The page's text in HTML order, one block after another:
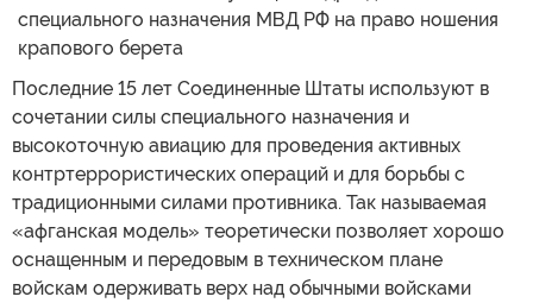
Последние 15 лет Соединенные Штаты используют в
сочетании силы специального назначения и
высокоточную авиацию для проведения активных
контртеррористических операций и для борьбы с
традиционными силами противника. Так называемая
«афганская модель» теоретически позволяет хорошо
оснащенным и передовым в техническом плане
войскам одерживать верх над обычными войсками